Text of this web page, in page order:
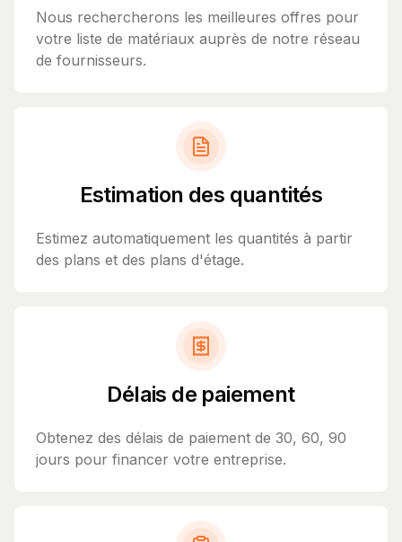
Nous rechercherons les meilleures offres pour
votre liste de matériaux auprès de notre réseau
de fournisseurs.
Estimation des quantités
Estimez automatiquement les quantités à partir
des plans et des plans d'étage.
Délais de paiement
Obtenez des délais de paiement de 30, 60, 90
jours pour financer votre entreprise.